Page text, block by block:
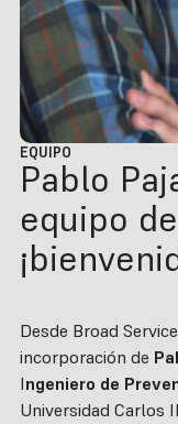
EQUIPO
Pablo
equipo
Desde Broad
incorporación de
Ingeniero de
Universidad Carlos